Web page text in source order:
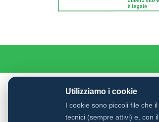
Utilizziamo i cookie
I cookie sono piccoli file che
tecnici (sempre attivi) e, con